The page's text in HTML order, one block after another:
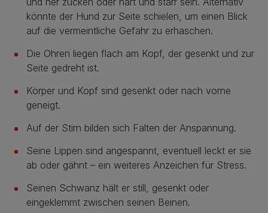
könnte der Hund zur Seite schielen, um einen Blick
auf die vermeintliche Gefahr zu erhaschen.
Die Ohren liegen flach am Kopf, der gesenkt und zur
Seite gedreht ist.
Körper und Kopf sind gesenkt oder nach vorne
geneigt.
Auf der Stirn bilden sich Falten der Anspannung.
Seine Lippen sind angespannt, eventuell leckt er sie
ab oder gähnt – ein weiteres Anzeichen für Stress.
Seinen Schwanz hält er still, gesenkt oder
eingeklemmt zwischen seinen Beinen.